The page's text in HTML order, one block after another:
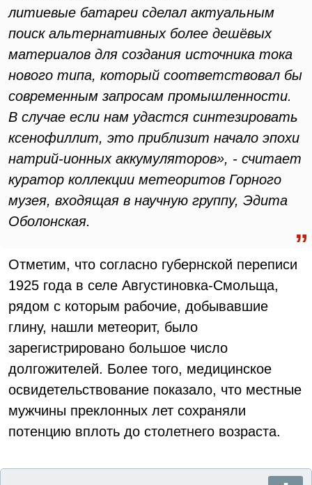
литиевые батареи сделал актуальным
поиск альтернативных более дешёвых
материалов для создания источника тока
нового типа, который соответствовал бы
современным запросам промышленности.
В случае если нам удастся синтезировать
ксенофиллит, это приблизит начало эпохи
натрий-ионных аккумуляторов», - считает
куратор коллекции метеоритов Горного
музея, входящая в научную группу, Эдита
Оболонская.
Отметим, что согласно губернской переписи
1925 года в селе Августиновка-Смольща,
рядом с которым рабочие, добывавшие
глину, нашли метеорит, было
зарегистрировано большое число
долгожителей. Более того, медицинское
освидетельствование показало, что местные
мужчины преклонных лет сохраняли
потенцию вплоть до столетнего возраста.